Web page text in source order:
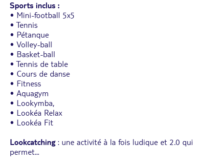
Sports inclus :
• Mini-football 5x5
• Tennis
• Pétanque
• Volley-ball
• Basket-ball
• Tennis de table
• Cours de danse
• Fitness
• Aquagym
• Lookymba,
• Lookéa Relax
• Lookéa Fit
Lookcatching : une activité à la fois ludique et 2.0 qui
permet...